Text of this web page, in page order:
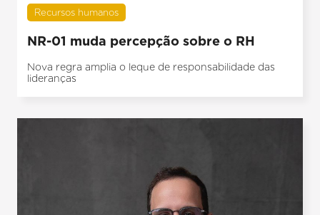
Recursos humanos
NR-01 muda percepção sobre o RH
Nova regra amplia o leque de responsabilidade das
lideranças